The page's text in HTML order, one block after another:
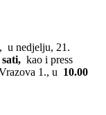
u nedjelju, 21.
sati, kao i press
1., u 10.00